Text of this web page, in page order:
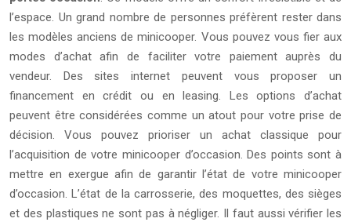
l’espace. Un grand nombre de personnes préfèrent rester dans
les modèles anciens de minicooper. Vous pouvez vous fier aux
modes d’achat afin de faciliter votre paiement auprès du
vendeur. Des sites internet peuvent vous proposer un
financement en crédit ou en leasing. Les options d’achat
peuvent être considérées comme un atout pour votre prise de
décision. Vous pouvez prioriser un achat classique pour
l’acquisition de votre minicooper d’occasion. Des points sont à
mettre en exergue afin de garantir l’état de votre minicooper
d’occasion. L’état de la carrosserie, des moquettes, des sièges
et des plastiques ne sont pas à négliger. Il faut aussi vérifier les